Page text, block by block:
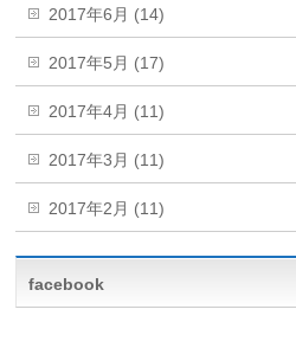
2017年6月 (14)
2017年5月 (17)
2017年4月 (11)
2017年3月 (11)
2017年2月 (11)
facebook